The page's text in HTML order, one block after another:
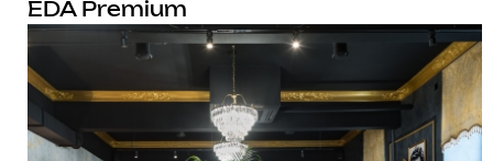
EDA Premium